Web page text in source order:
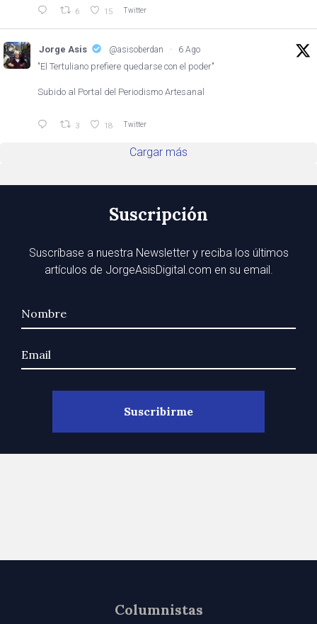
6 15 Twitter
Jorge Asis @asisoberdan · 6 Ago
"El Tertuliano prefiere quedarse con el poder"
Subido al Portal del Periodismo Artesanal
3 18 Twitter
Cargar más
Suscripción
Suscríbase a nuestra Newsletter y reciba los últimos
artículos de JorgeAsisDigital.com en su email.
Columnistas